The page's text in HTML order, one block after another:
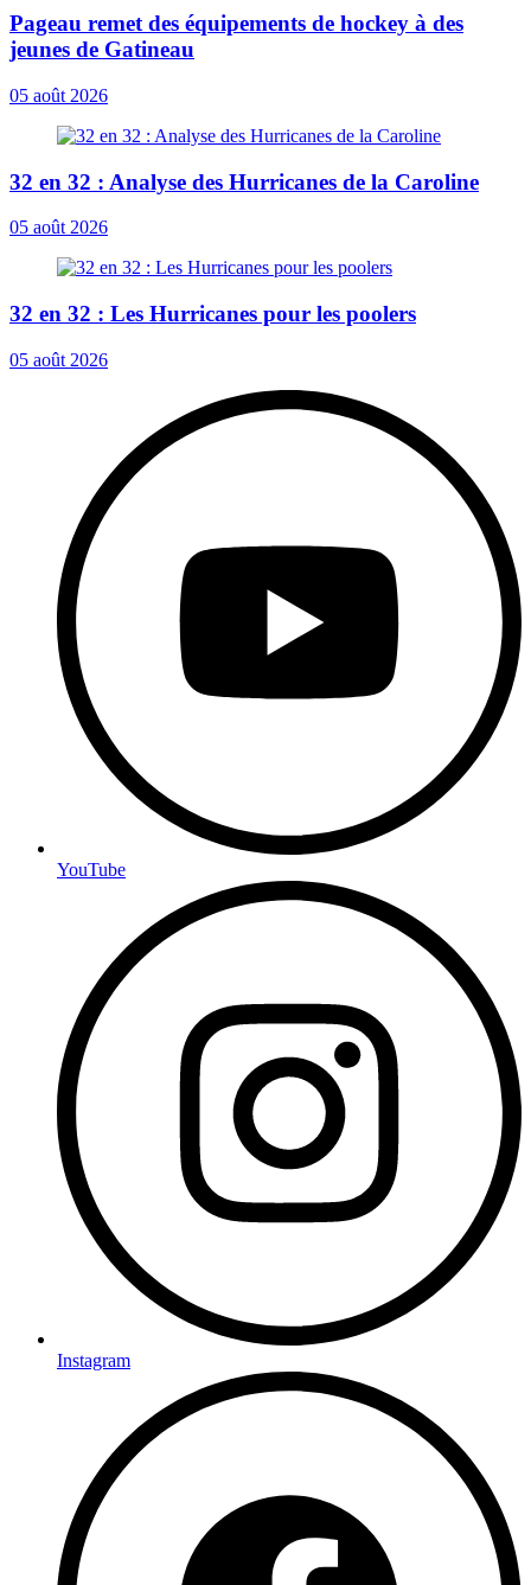
Pageau remet des équipements de hockey à des
jeunes de Gatineau
05 août 2026
32 en 32 : Analyse des Hurricanes de la Caroline
05 août 2026
32 en 32 : Les Hurricanes pour les poolers
05 août 2026
YouTube
Instagram